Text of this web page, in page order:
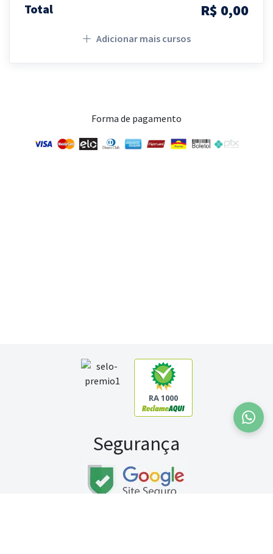
Total R$ 0,00
Adicionar mais cursos
Forma de pagamento
RA 1000
Segurança